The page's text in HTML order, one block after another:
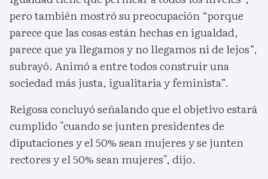
pero también mostró su preocupación “porque
parece que las cosas están hechas en igualdad,
parece que ya llegamos y no llegamos ni de lejos”,
subrayó. Animó a entre todos construir una
sociedad más justa, igualitaria y feminista”.
Reigosa concluyó señalando que el objetivo estará
cumplido "cuando se junten presidentes de
diputaciones y el 50% sean mujeres y se junten
rectores y el 50% sean mujeres", dijo.